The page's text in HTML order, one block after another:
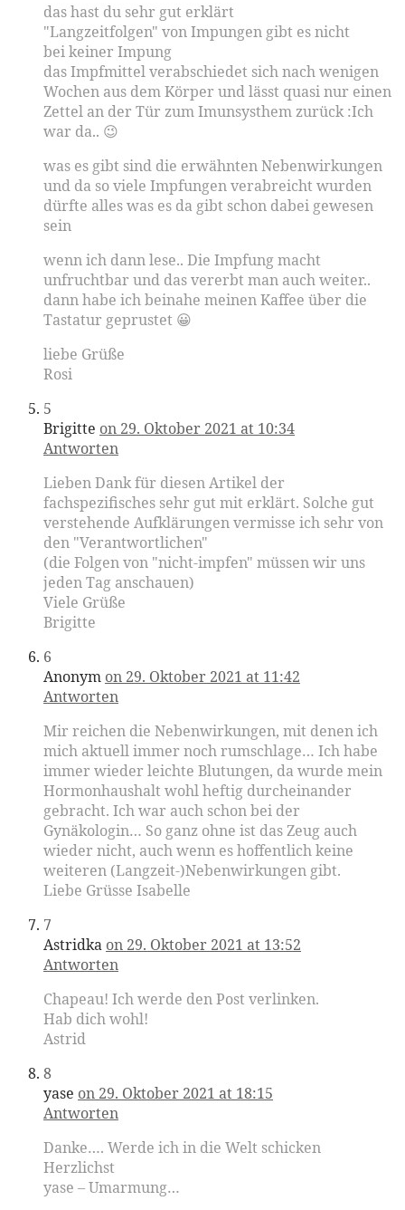
das hast du sehr gut erklärt
"Langzeitfolgen" von Impungen gibt es nicht
bei keiner Impung
das Impfmittel verabschiedet sich nach wenigen
Wochen aus dem Körper und lässt quasi nur einen
Zettel an der Tür zum Imunsysthem zurück :Ich
war da.. 😉
was es gibt sind die erwähnten Nebenwirkungen
und da so viele Impfungen verabreicht wurden
dürfte alles was es da gibt schon dabei gewesen
sein
wenn ich dann lese.. Die Impfung macht
unfruchtbar und das vererbt man auch weiter..
dann habe ich beinahe meinen Kaffee über die
Tastatur geprustet 😀
liebe Grüße
Rosi
5
Brigitte on 29. Oktober 2021 at 10:34
Antworten
Lieben Dank für diesen Artikel der
fachspezifisches sehr gut mit erklärt. Solche gut
verstehende Aufklärungen vermisse ich sehr von
den "Verantwortlichen"
(die Folgen von "nicht-impfen" müssen wir uns
jeden Tag anschauen)
Viele Grüße
Brigitte
6
Anonym on 29. Oktober 2021 at 11:42
Antworten
Mir reichen die Nebenwirkungen, mit denen ich
mich aktuell immer noch rumschlage… Ich habe
immer wieder leichte Blutungen, da wurde mein
Hormonhaushalt wohl heftig durcheinander
gebracht. Ich war auch schon bei der
Gynäkologin… So ganz ohne ist das Zeug auch
wieder nicht, auch wenn es hoffentlich keine
weiteren (Langzeit-)Nebenwirkungen gibt.
Liebe Grüsse Isabelle
7
Astridka on 29. Oktober 2021 at 13:52
Antworten
Chapeau! Ich werde den Post verlinken.
Hab dich wohl!
Astrid
8
yase on 29. Oktober 2021 at 18:15
Antworten
Danke…. Werde ich in die Welt schicken
Herzlichst
yase – Umarmung…